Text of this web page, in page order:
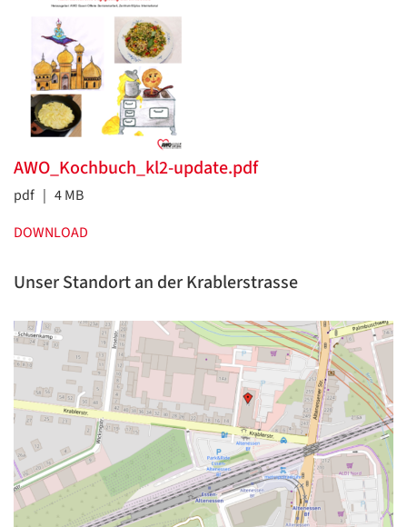
AWO_Kochbuch_kl2-update.pdf
pdf | 4 MB
DOWNLOAD
Unser Standort an der Krablerstrasse